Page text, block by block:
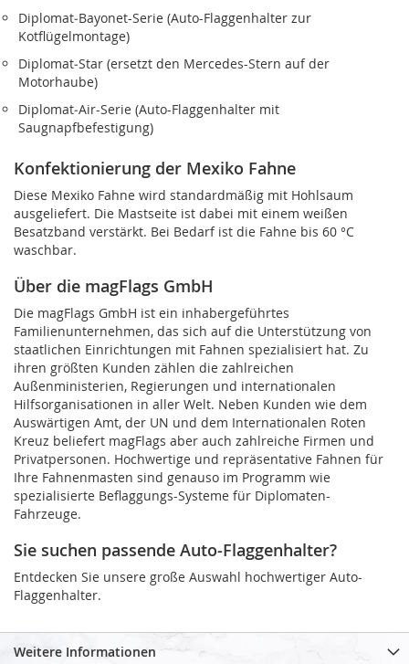
Diplomat‑Bayonet-Serie (Auto-Flaggenhalter zur
Kotflügelmontage)
Diplomat‑Star (ersetzt den Mercedes-Stern auf der
Motorhaube)
Diplomat‑Air-Serie (Auto-Flaggenhalter mit
Saugnapfbefestigung)
Konfektionierung der Mexiko Fahne
Diese Mexiko Fahne wird standardmäßig mit Hohlsaum
ausgeliefert. Die Mastseite ist dabei mit einem weißen
Besatzband verstärkt. Bei Bedarf ist die Fahne bis 60 °C
waschbar.
Über die magFlags GmbH
Die magFlags GmbH ist ein inhabergeführtes
Familienunternehmen, das sich auf die Unterstützung von
staatlichen Einrichtungen mit Fahnen spezialisiert hat. Zu
ihren größten Kunden zählen die zahlreichen
Außenministerien, Regierungen und internationalen
Hilfsorganisationen in aller Welt. Neben Kunden wie dem
Auswärtigen Amt, der UN und dem Internationalen Roten
Kreuz beliefert magFlags aber auch zahlreiche Firmen und
Privatpersonen. Hochwertige und repräsentative Fahnen für
Ihre Fahnenmasten sind genauso im Programm wie
spezialisierte Beflaggungs-Systeme für Diplomaten-
Fahrzeuge.
Sie suchen passende Auto-Flaggenhalter?
Entdecken Sie unsere große Auswahl hochwertiger Auto-
Flaggenhalter.
Weitere Informationen